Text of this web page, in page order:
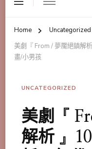
Home
Uncategorized
美劇『 From / 夢魘絕鎮解
畫/小男孩
UNCATEGORIZED
美劇『
解析 』